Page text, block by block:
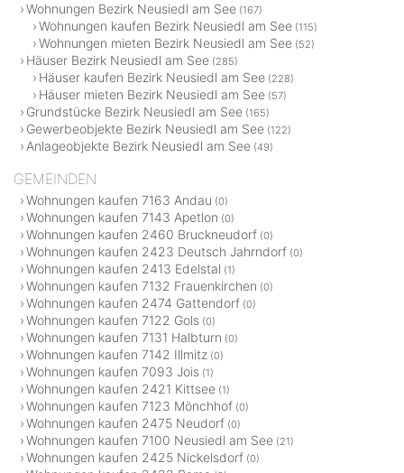
Wohnungen Bezirk Neusiedl am See (167)
Wohnungen kaufen Bezirk Neusiedl am See (115)
Wohnungen mieten Bezirk Neusiedl am See (52)
Häuser Bezirk Neusiedl am See (285)
Häuser kaufen Bezirk Neusiedl am See (228)
Häuser mieten Bezirk Neusiedl am See (57)
Grundstücke Bezirk Neusiedl am See (165)
Gewerbeobjekte Bezirk Neusiedl am See (122)
Anlageobjekte Bezirk Neusiedl am See (49)
GEMEINDEN
Wohnungen kaufen 7163 Andau (0)
Wohnungen kaufen 7143 Apetlon (0)
Wohnungen kaufen 2460 Bruckneudorf (0)
Wohnungen kaufen 2423 Deutsch Jahrndorf (0)
Wohnungen kaufen 2413 Edelstal (1)
Wohnungen kaufen 7132 Frauenkirchen (0)
Wohnungen kaufen 2474 Gattendorf (0)
Wohnungen kaufen 7122 Gols (0)
Wohnungen kaufen 7131 Halbturn (0)
Wohnungen kaufen 7142 Illmitz (0)
Wohnungen kaufen 7093 Jois (1)
Wohnungen kaufen 2421 Kittsee (1)
Wohnungen kaufen 7123 Mönchhof (0)
Wohnungen kaufen 2475 Neudorf (0)
Wohnungen kaufen 7100 Neusiedl am See (21)
Wohnungen kaufen 2425 Nickelsdorf (0)